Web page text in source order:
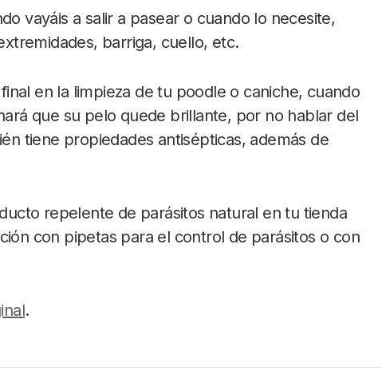
vayáis a salir a pasear o cuando lo necesite,
barriga, cuello, etc.
en la limpieza de tu poodle o caniche, cuando
que su pelo quede brillante, por no hablar del
tiene propiedades antisépticas, además de
repelente de parásitos natural en tu tienda
con pipetas para el control de parásitos o con
.